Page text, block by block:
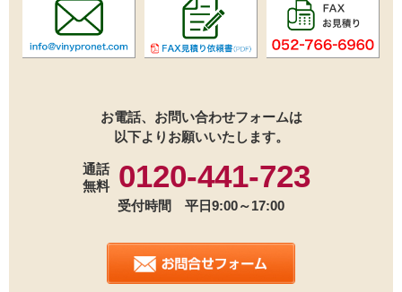
お電話、お問い合わせフォームは
以下よりお願いいたします。
通話
無料
0120-441-723
受付時間 平日9:00～17:00